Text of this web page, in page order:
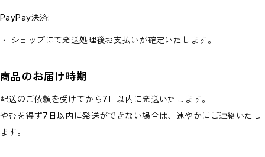
PayPay決済:
・ ショップにて発送処理後お支払いが確定いたします。
商品のお届け時期
配送のご依頼を受けてから7日以内に発送いたします。
やむを得ず7日以内に発送ができない場合は、速やかにご連絡いたし
ます。